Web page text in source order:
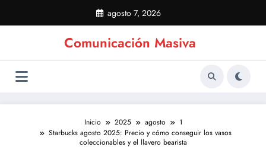
contenido
agosto 7, 2026
Comunicación Masiva
Inicio 2025 agosto
1
Starbucks agosto 2025: Precio y cómo conseguir los vasos
coleccionables y el llavero bearista